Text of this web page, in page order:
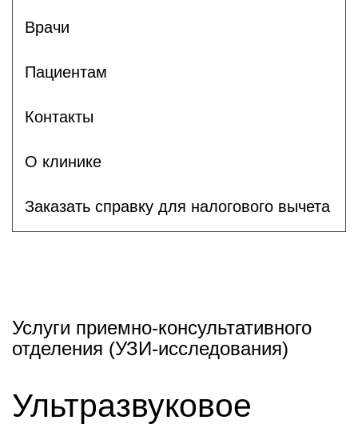
Врачи
Пациентам
Контакты
О клинике
Заказать справку для налогового вычета
Услуги приемно-консультативного
отделения (УЗИ-исследования)
Ультразвуковое